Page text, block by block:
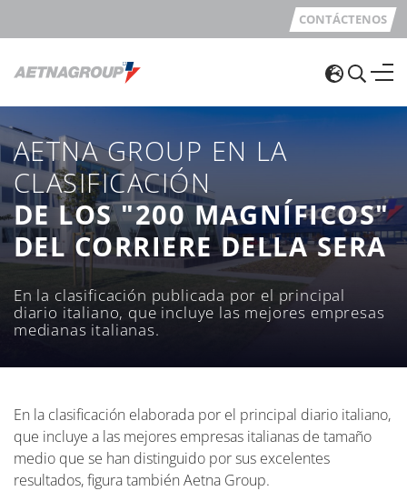
CONTÁCTENOS
AETNA GROUP EN LA
CLASIFICACIÓN
DE LOS "200 MAGNÍFICOS"
DEL CORRIERE DELLA SERA
En la clasificación publicada por el principal
diario italiano, que incluye las mejores empresas
medianas italianas.
En la clasificación elaborada por el principal diario italiano,
que incluye a las mejores empresas italianas de tamaño
medio que se han distinguido por sus excelentes
resultados, figura también Aetna Group.